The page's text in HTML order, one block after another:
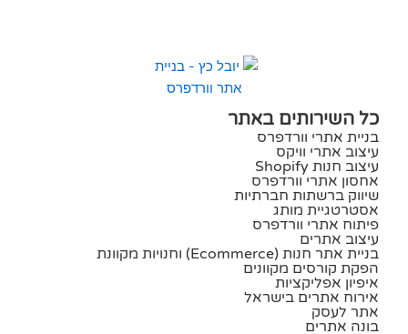
כל השירותים באתר
בניית אתרי וורדפרס
עיצוב אתרי וויקס
עיצוב חנות Shopify
אחסון אתרי וורדפרס
שיווק ברשתות חברתיות
אסטרטגיית מותג
פיתוח אתרי וורדפרס
עיצוב אתרים
בניית אתר חנות (ecommerce) וחנויות מקוונת
הפקת קורסים מקוונים
איפיון אפליקציות
אירוח אתרים בישראל
אתר לעסק
בונה אתרים